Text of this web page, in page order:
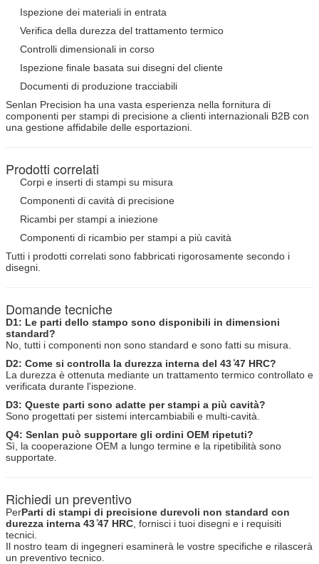
Ispezione dei materiali in entrata
Verifica della durezza del trattamento termico
Controlli dimensionali in corso
Ispezione finale basata sui disegni del cliente
Documenti di produzione tracciabili
Senlan Precision ha una vasta esperienza nella fornitura di
componenti per stampi di precisione a clienti internazionali B2B con
una gestione affidabile delle esportazioni.
Prodotti correlati
Corpi e inserti di stampi su misura
Componenti di cavità di precisione
Ricambi per stampi a iniezione
Componenti di ricambio per stampi a più cavità
Tutti i prodotti correlati sono fabbricati rigorosamente secondo i
disegni.
Domande tecniche
D1: Le parti dello stampo sono disponibili in dimensioni
standard?
No, tutti i componenti non sono standard e sono fatti su misura.
D2: Come si controlla la durezza interna del 43 ̊47 HRC?
La durezza è ottenuta mediante un trattamento termico controllato e
verificata durante l'ispezione.
D3: Queste parti sono adatte per stampi a più cavità?
Sono progettati per sistemi intercambiabili e multi-cavità.
Q4: Senlan può supportare gli ordini OEM ripetuti?
Sì, la cooperazione OEM a lungo termine e la ripetibilità sono
supportate.
Richiedi un preventivo
PerParti di stampi di precisione durevoli non standard con
durezza interna 43 ̊47 HRC , fornisci i tuoi disegni e i requisiti
tecnici.
Il nostro team di ingegneri esaminerà le vostre specifiche e rilascerà
un preventivo tecnico.